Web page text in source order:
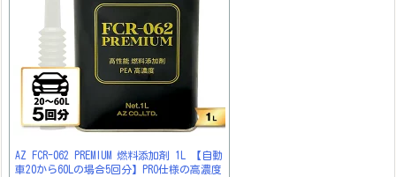
AZ FCR-062 PREMIUM 燃料添加剤 1L 【自動
車20から60Lの場合5回分】PRO仕様の高濃度